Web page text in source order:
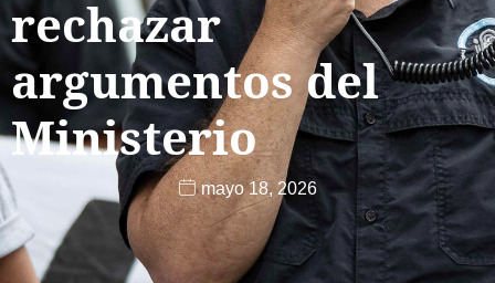
rechazar
argumentos del
Ministerio
mayo 18, 2026